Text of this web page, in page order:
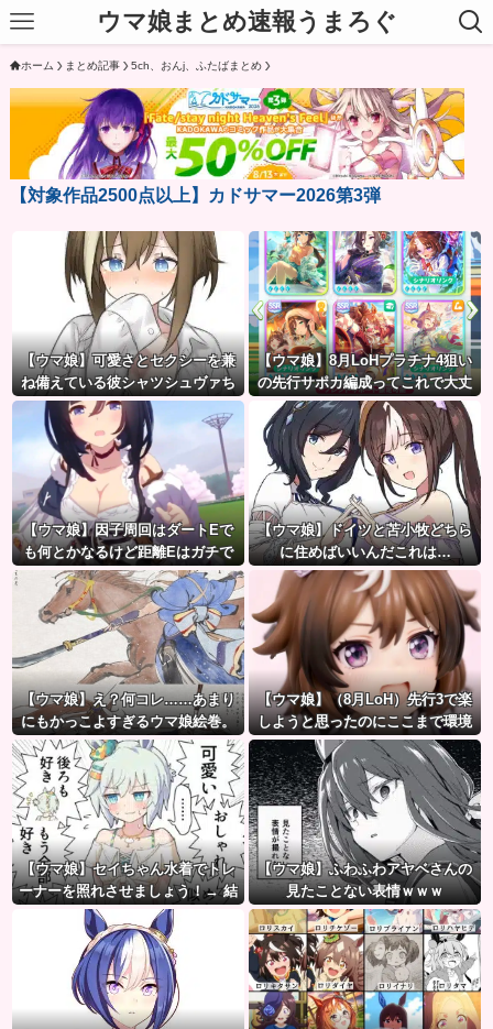
ウマ娘まとめ速報うまろぐ
ホーム まとめ記事 5ch、おんj、ふたばまとめ
【対象作品2500点以上】カドサマー2026第3弾
【ウマ娘】可愛さとセクシーを兼
ね備えている彼シャツシュヴァち
【ウマ娘】8月LoHプラチナ4狙い
の先行サポカ編成ってこれで大丈
夫？
【ウマ娘】因子周回はダートEで
も何とかなるけど距離Eはガチで
無理ゲー
【ウマ娘】ドイツと苫小牧どちら
に住めばいいんだこれは…
【ウマ娘】え？何コレ……あまり
にもかっこよすぎるウマ娘絵巻。
【ウマ娘】（8月LoH）先行3で楽
しようと思ったのにここまで環境
が変わるとは思わなかったのだ…
【ウマ娘】セイちゃん水着でトレ
ーナーを照れさせましょう！→ 結
【ウマ娘】ふわふわアヤベさんの
見たことない表情ｗｗｗ